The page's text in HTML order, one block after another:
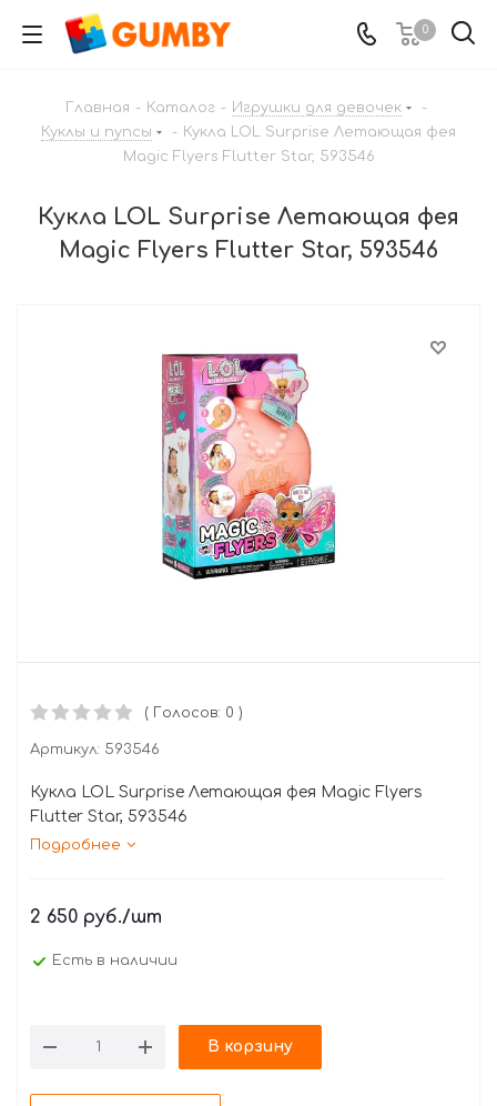
0
Главная - Каталог - Игрушки для девочек
-
Куклы и пупсы
- Кукла LOL Surprise Летающая фея
Magic Flyers Flutter Star, 593546
Кукла LOL Surprise Летающая фея
Magic Flyers Flutter Star, 593546
( Голосов: 0 )
Артикул: 593546
Кукла LOL Surprise Летающая фея Magic Flyers
Flutter Star, 593546
Подробнее
2 650 руб./шт
Есть в наличии
В корзину